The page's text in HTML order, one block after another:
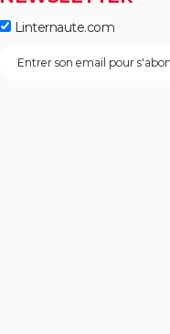
Linternaute.com